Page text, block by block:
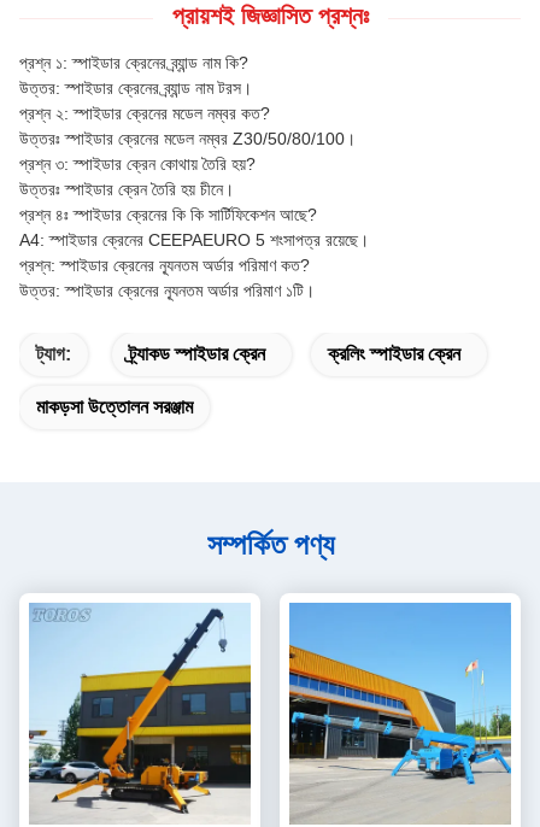
প্রায়শই জিজ্ঞাসিত প্রশ্নঃ
প্রশ্ন ১: স্পাইডার ক্রেনের ব্র্যান্ড নাম কি?
উত্তর: স্পাইডার ক্রেনের ব্র্যান্ড নাম টরস।
প্রশ্ন ২: স্পাইডার ক্রেনের মডেল নম্বর কত?
উত্তরঃ স্পাইডার ক্রেনের মডেল নম্বর Z30/50/80/100।
প্রশ্ন ৩: স্পাইডার ক্রেন কোথায় তৈরি হয়?
উত্তরঃ স্পাইডার ক্রেন তৈরি হয় চীনে।
প্রশ্ন ৪ঃ স্পাইডার ক্রেনের কি কি সার্টিফিকেশন আছে?
A4: স্পাইডার ক্রেনের CEEPAEURO 5 শংসাপত্র রয়েছে।
প্রশ্ন: স্পাইডার ক্রেনের ন্যূনতম অর্ডার পরিমাণ কত?
উত্তর: স্পাইডার ক্রেনের ন্যূনতম অর্ডার পরিমাণ ১টি।
ট্যাগ: ট্র্যাকড স্পাইডার ক্রেন ক্রলিং স্পাইডার ক্রেন
মাকড়সা উত্তোলন সরঞ্জাম
সম্পর্কিত পণ্য